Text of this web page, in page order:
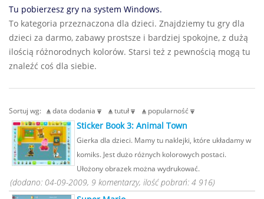
Tu pobierzesz gry na system Windows.
To kategoria przeznaczona dla dzieci. Znajdziemy tu gry dla
dzieci za darmo, zabawy prostsze i bardziej spokojne, z dużą
ilością różnorodnych kolorów. Starsi też z pewnością mogą tu
znaleźć coś dla siebie.
Sortuj wg: data dodania tutuł popularność
Sticker Book 3: Animal Town
Gierka dla dzieci. Mamy tu naklejki, które układamy w
komiks. Jest dużo różnych kolorowych postaci.
Ułożony obrazek można wydrukować.
(dodano: 04-09-2009, 9 komentarzy, ilość pobrań: 4 916)